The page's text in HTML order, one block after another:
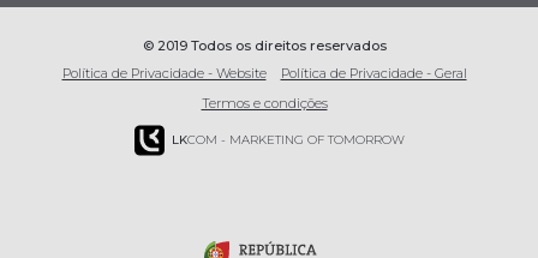
© 2019 Todos os direitos reservados
Política de Privacidade - Website
Política de Privacidade - Geral
Termos e condições
LKCOM - MARKETING OF TOMORROW